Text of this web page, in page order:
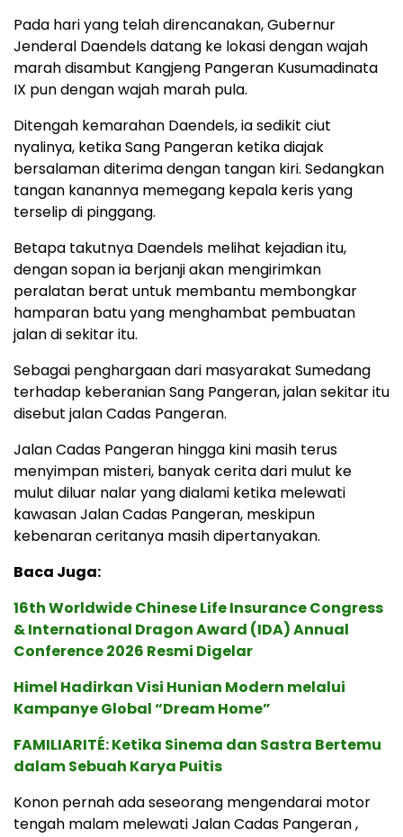
Pada hari yang telah direncanakan, Gubernur
Jenderal Daendels datang ke lokasi dengan wajah
marah disambut Kangjeng Pangeran Kusumadinata
IX pun dengan wajah marah pula.
Ditengah kemarahan Daendels, ia sedikit ciut
nyalinya, ketika Sang Pangeran ketika diajak
bersalaman diterima dengan tangan kiri. Sedangkan
tangan kanannya memegang kepala keris yang
terselip di pinggang.
Betapa takutnya Daendels melihat kejadian itu,
dengan sopan ia berjanji akan mengirimkan
peralatan berat untuk membantu membongkar
hamparan batu yang menghambat pembuatan
jalan di sekitar itu.
Sebagai penghargaan dari masyarakat Sumedang
terhadap keberanian Sang Pangeran, jalan sekitar itu
disebut jalan Cadas Pangeran.
Jalan Cadas Pangeran hingga kini masih terus
menyimpan misteri, banyak cerita dari mulut ke
mulut diluar nalar yang dialami ketika melewati
kawasan Jalan Cadas Pangeran, meskipun
kebenaran ceritanya masih dipertanyakan.
Baca Juga:
16th Worldwide Chinese Life Insurance Congress
& International Dragon Award (IDA) Annual
Conference 2026 Resmi Digelar
Himel Hadirkan Visi Hunian Modern melalui
Kampanye Global “Dream Home”
FAMILIARITÉ: Ketika Sinema dan Sastra Bertemu
dalam Sebuah Karya Puitis
Konon pernah ada seseorang mengendarai motor
tengah malam melewati Jalan Cadas Pangeran ,